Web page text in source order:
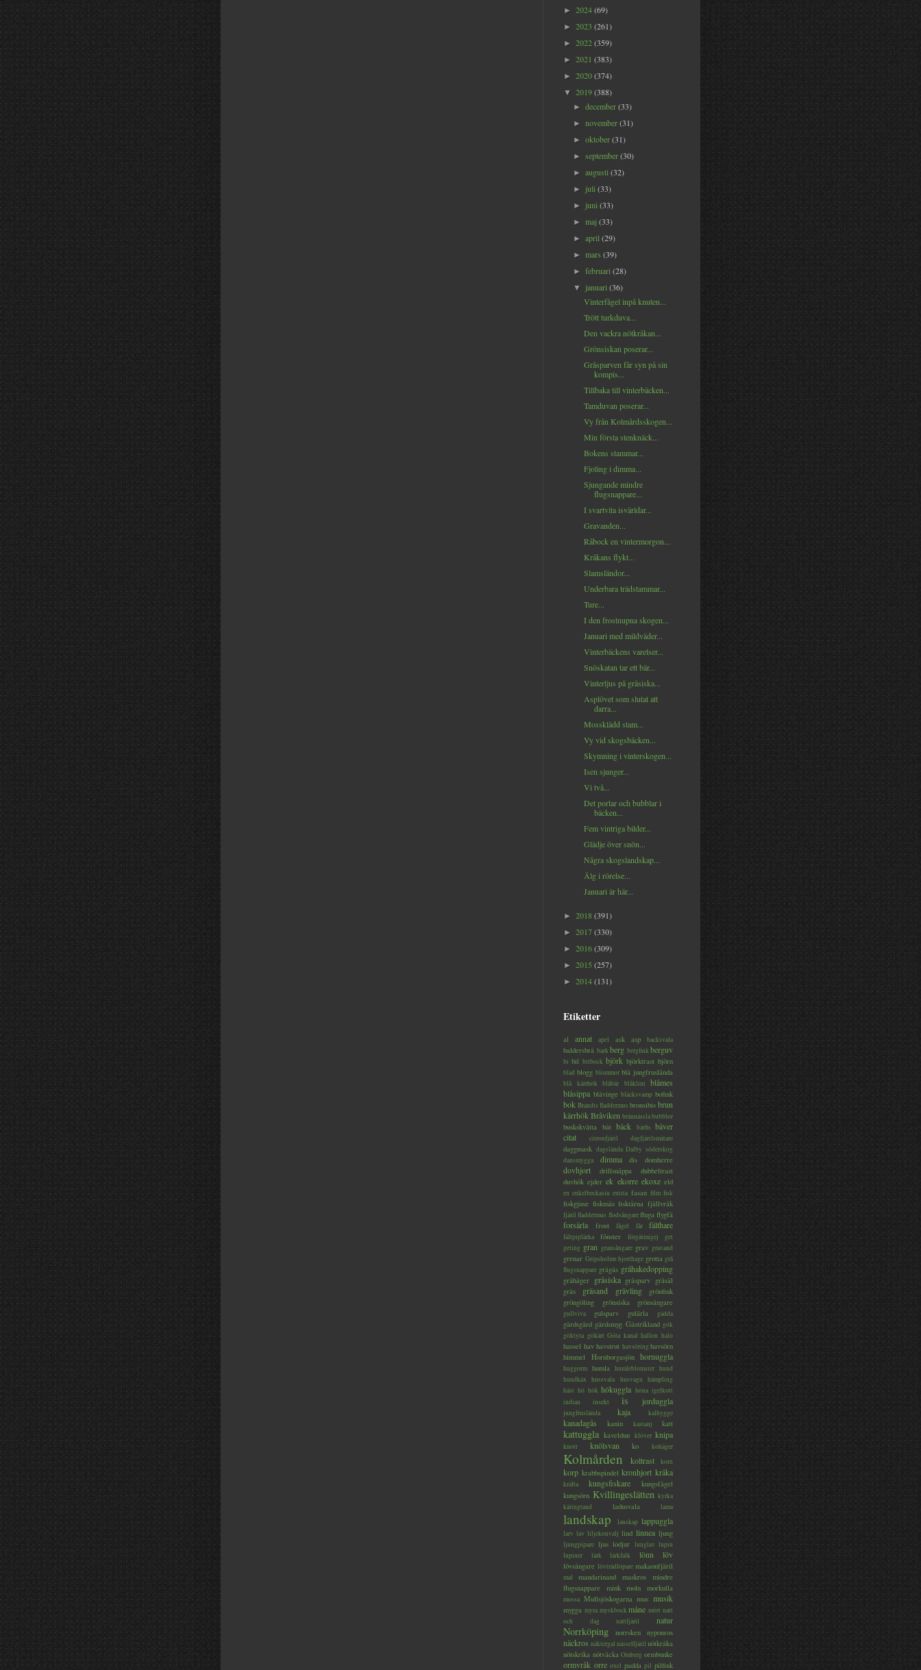
► 2024(69)
► 2023 (261)
► 2022(359)
► 2021 (383)
► 2020(374)
▼ 2019(388)
►december(33)
►november(31)
►oktober(31)
►september(30)
►augusti(32)
► juli(33)
► juni(33)
►maj(33)
►april(29)
►mars(39)
►februari(28)
▼ januari(36)
Vinterfågel inpå knuten...
Trött turkduva...
Den vackra nötkråkan...
Grönsiskan poserar...
Gråsparven får syn på sin
kompis...
Tillbaka till vinterbäcken...
Tamduvan poserar...
Vy från Kolmårdsskogen...
Min första stenknäck...
Bokens stammar...
Fjoling i dimma...
Sjungande mindre
flugsnappare...
I svartvita isvärldar...
Gravanden...
Råbock en vintermorgon...
Kråkans flykt...
Slamsländor...
Underbara trädstammar...
Ture...
I den frostnupna skogen...
Januari med mildväder...
Vinterbäckens varelser...
Snöskatan tar ett bär...
Vinterljus på gråsiska...
Asplövet som slutat att
darra...
Mossklädd stam...
Vy vid skogsbäcken...
Skymning i vinterskogen...
Isen sjunger...
Vi två...
Det porlar och bubblar i
bäcken...
Fem vintriga bilder...
Glädje över snön...
Några skogslandskap...
Älg i rörelse...
Januari är här...
► 2018 (391)
► 2017(330)
► 2016(309)
► 2015 (257)
► 2014(131)
Etiketter
al annat apel ask asp backsvala
baldersbrå barkberg bergfinkberguv
bi bil bitbock björk björktrast björn
blad blogg blommor blå jungfruslända
blå kärrhök blåbär blåklint
blåmes
blåsippa blåvinge bläcksvamp bofink
bok Brandts fladdermus bronsibis brun
kärrhökBråviken brännässlabubblor
buskskvätta båt bäck bärfis bäver
citat
citronfjäril dagfjärilsmätare
daggmask dagslända Dalby söderskog
dansmygga
dimma dis domherre
dovhjort drillsnäppa
dubbeltrast
duvhök ejder ek ekorre ekoxe eld
en enkelbeckasin entita fasan film fisk
fiskgjuse fiskmås fisktärna fjällvråk
fjäril fladdermus flodsångarefluga flygfä
forsärla frost fågel får fälthare
fältpiplärka fönster förgätmigej
get
geting gran gransångare grav gravand
grenar Gripsholms hjorthage grotta grå
flugsnappare grågås gråhakedopping
gråhäger gråsiska gråsparv gråsäl
gräs
gräsand grävling
grönfink
gröngöling
grönsiska grönsångare
gullviva gulsparv gulärla gädda
gärdsgård gärdsmyg Gästrikland gök
göktyta gökärt Göta kanal hallon halo
hassel hav havstrut havsöring havsörn
himmel
Hornborgasjön hornuggla
huggorm humla humleblomster hund
hundkäx
hussvala husvagn
hämpling
häst hö hök hökuggla höna igelkott
indian
insekt is jorduggla
jungfruslända kaja kalhygge
kanadagås kanin kastanj katt
kattuggla kaveldun klöver knipa
knott knölsvan ko kohäger
Kolmården koltrast korn
korp krabbspindel kronhjort kråka
kräfta kungsfiskare
kungsfågel
kungsörn Kvillingeslätten kyrka
käringtand
ladusvala lama
landskap lanskap lappuggla
larv lav liljekonvalj lind linnea ljung
ljungpipare ljus lodjur lunglav lupin
lupiner
lärk lärkfalk lönn löv
lövsångare lövträdlöpare makaonfjäril
mal mandarinand maskros
mindre
flugsnappare
mink moln morkulla
mossa Mullsjöskogarna mus musik
mygga myra myskbock måne mört natt
och dag
nattfjäril natur
Norrköping norrsken nyponros
näckros näktergal nässelfjäril nötkråka
nötskrika nötväcka Omberg ormbunke
ormvråk orre oxel padda pil pilfink